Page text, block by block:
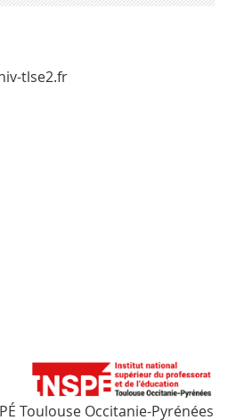
tlse2.fr
Toulouse Occitanie-Pyrénées